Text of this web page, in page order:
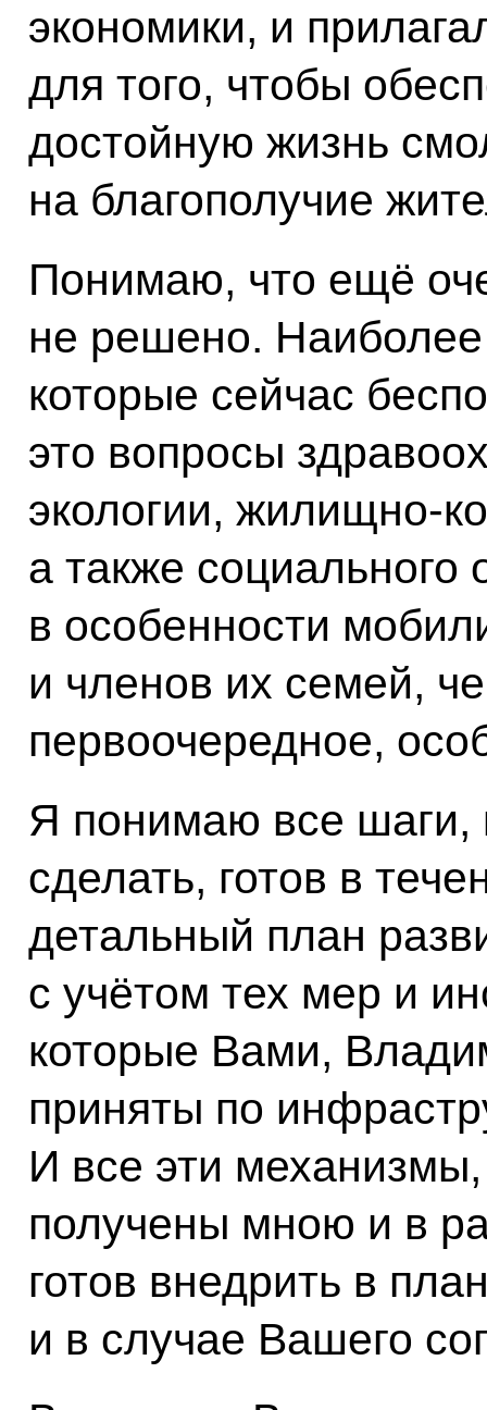
экономики, и
для того, чтобы
достойную жизнь
на благополучие
Понимаю, что ещё
не решено.
которые сейчас
это вопросы
экологии, жилищно-
а также социального
в особенности
и членов их семей,
первоочередное,
Я понимаю все шаги,
сделать, готов в
детальный план
с учётом тех мер и
которые Вами,
приняты по
И все эти
получены мною и в
готов внедрить в
и в случае Вашего